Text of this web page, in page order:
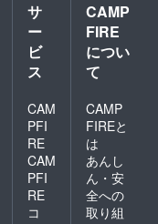
サ
ー
ビ
ス
CAM
PFI
RE
CAM
PFI
RE
コ
CAMP
FIRE
につい
て
CAMP
FIREと
は
あんし
ん・安
全への
取り組